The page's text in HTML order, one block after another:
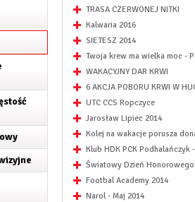
TRASA CZERWONEJ NITKI
Kalwaria 2016
SIETESZ 2014
Twoja krew ma wielka moc -
WAKACYJNY DAR KRWI
6 AKCJA POBORU KRWI W
UTC CCS Ropczyce
Jarosław Lipiec 2014
Kolej na wakacje porusza
Klub HDK PCK Podhalańczyk
Światowy Dzień Honorowego
Footbal Academy 2014
Narol - Maj 2014